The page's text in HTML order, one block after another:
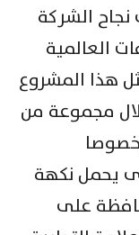
نجاح الشركة
العالمية
هذا المشروع
مجموعة من
يحمل نكهة
على